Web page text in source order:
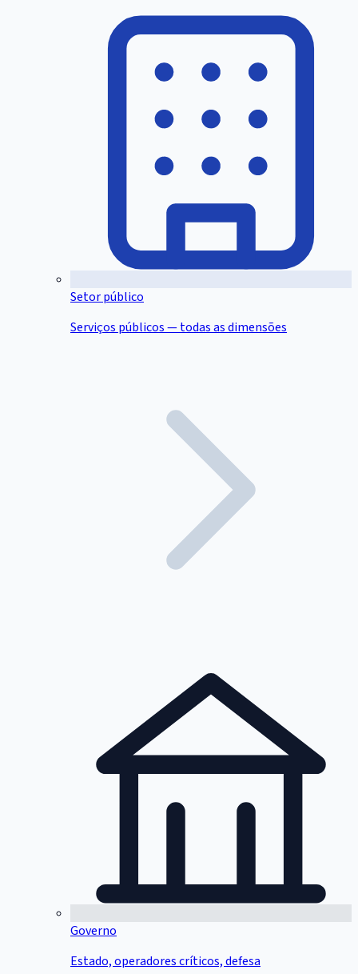
Setor público
Serviços públicos — todas as dimensões
Governo
Estado, operadores críticos, defesa